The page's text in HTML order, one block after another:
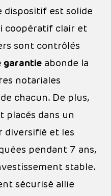
dispositif est solide
coopératif clair et
sont contrôlés
garantieabonde la
notariales
chacun. De plus,
placés dans un
diversifié et les
pendant 7 ans,
stable.
sécurisé allie